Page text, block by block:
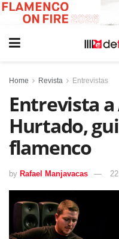
Home Revista Entrevistas
Entrevista
Hurtado,
flamenco
by Rafael Manjavacas